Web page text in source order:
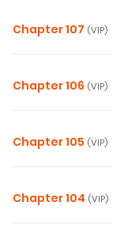
Chapter 107 (VIP)
Chapter 106 (VIP)
Chapter 105 (VIP)
Chapter 104 (VIP)